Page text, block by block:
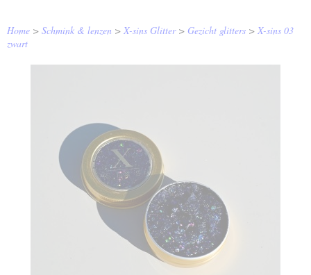
Home > Schmink & lenzen > X-sins Glitter> Gezicht glitters > X-sins 03
zwart